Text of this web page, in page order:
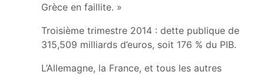
Grèce en faillite. »
Troisième trimestre 2014 : dette publique de
315,509 milliards d’euros, soit 176 % du PIB.
L’Allemagne, la France, et tous les autres